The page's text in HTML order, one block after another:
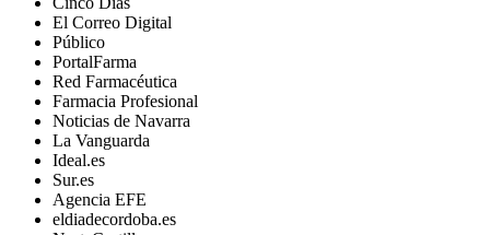
El Correo Digital
Público
PortalFarma
Red Farmacéutica
Farmacia Profesional
Noticias de Navarra
La Vanguarda
Ideal.es
Sur.es
Agencia EFE
eldiadecordoba.es